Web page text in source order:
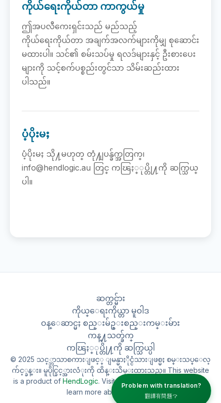
ကိုယ်ရေးကိုယ်တာ ကာကွယ်မှု
ဤအပလီကေးရှင်းသည် မည်သည့်
ကိုယ်ရေးကိုယ်တာ အချက်အလက်များကိုမျှ စုဆောင်း
မထားပါ။ သင်၏ စမ်းသပ်မှု ရလဒ်များနှင့် ဦးစားပေး
များကို သင့်စက်ပစ္စည်းတွင်သာ သိမ်းဆည်းထား
ပါသည်။
ပံ့ပိုးမႈ
ပံ့ပိုးမႈ သို႔မဟုတ္ တုံ႔ျပန္ခ်က္အတြက္၊
info@hendlogic.au တြင္ ကၽြႏ္ုပ္တို႔ကို ဆက္သြယ္
ပါ။
ဆက္တင္မ်ား
ကိုယ္ေရးကိုယ္တာ မူဝါဒ
ဝန္ေဆာင္မႈ စည္းမ်ဥ္းစည္းကမ္းမ်ား
ကန္႔သတ္ခ်က္
ကၽြႏ္ုပ္တို႔ကို ဆက္သြယ္ပါ
© 2025 သင့္ဘာသာစကားျဖင့္ ျမန္မာႏိုင္ငံသားျဖစ္မႈ စမ္းသပ္ေလ့
က်င့္ခန္း။ မူပိုင္ခြင့္အားလံုးကို ထိန္းသိမ္းထားသည္။ This website
is a product of HendLogic. Visit our website
to
learn more about our work.
Problem with translation?
翻譯有問題？